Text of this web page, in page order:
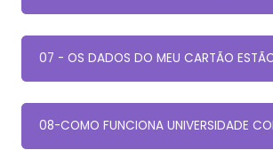
07 - OS DADOS DO MEU CARTÃO
08-COMO FUNCIONA UNIVERSIDADE